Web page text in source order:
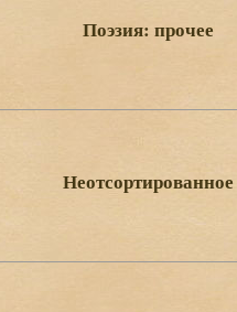
Поэзия: прочее
Неотсортированное